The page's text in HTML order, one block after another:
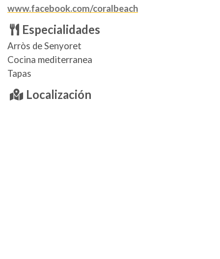
www.facebook.com/coralbeach
Especialidades
Arròs de Senyoret
Cocina mediterranea
Tapas
Localización